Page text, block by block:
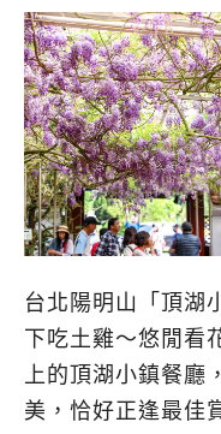
台北陽明山「頂湖
下吃土雞～悠閒看
上的頂湖小鎮餐廳
美，恰好正逢最佳